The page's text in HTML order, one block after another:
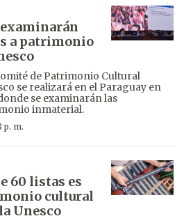
examinarán
a patrimonio
de Patrimonio Cultural
se realizará en el Paraguay en
se examinarán las
inmaterial.
p. m.
60 listas es
cultural
Unesco